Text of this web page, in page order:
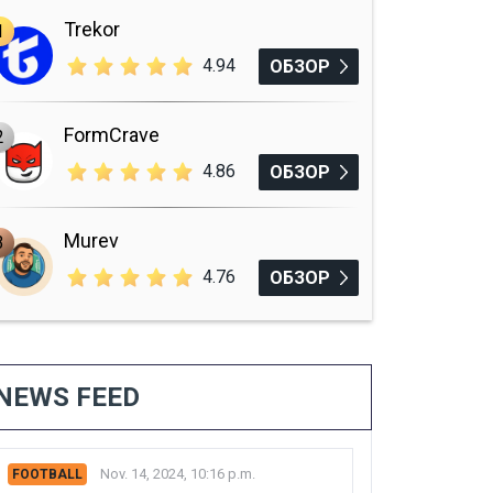
Trekor
4.94 ОБЗОР
FormCrave
4.86 ОБЗОР
Murev
4.76 ОБЗОР
FEED
FOOTBALL Nov. 14, 2024, 10:16 p.m.